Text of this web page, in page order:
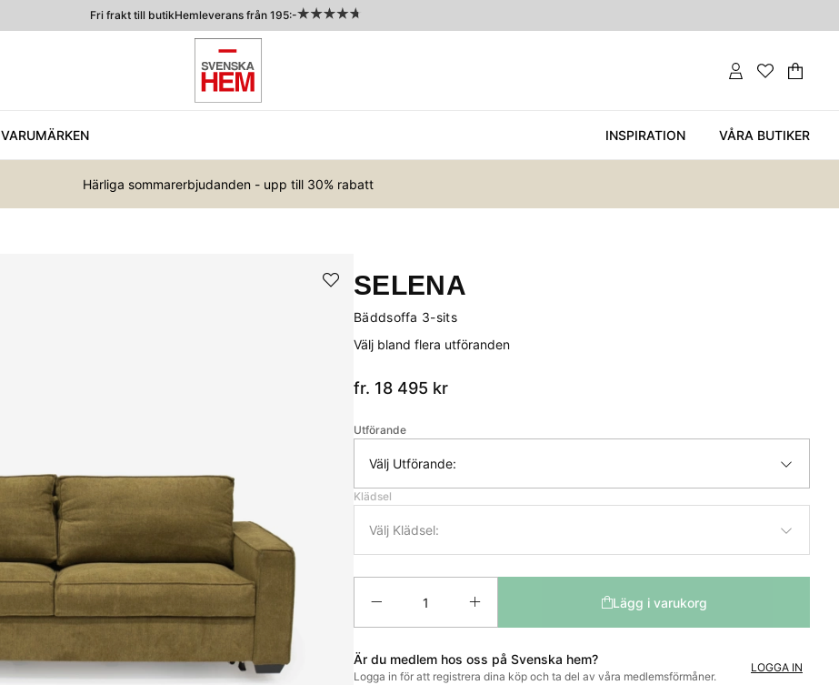
Fri frakt till butikHemleverans från 195:-
.
VARUMÄRKEN INSPIRATION VÅRA BUTIKER
Härliga sommarerbjudanden - upp till 30% rabatt
SELENA
Bäddsoffa 3-sits
Välj bland flera utföranden
fr. 18 495 kr
Utförande
Välj Utförande:
Klädsel
Välj Klädsel:
Lägg i varukorg
Är du medlem hos oss på Svenska hem?
Logga in för att registrera dina köp och ta del av våra medlemsförmåner.
LOGGA IN